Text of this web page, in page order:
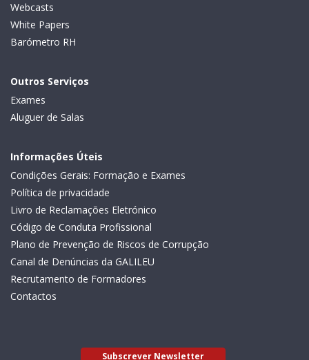
Webcasts
White Papers
Barómetro RH
Outros Serviços
Exames
Aluguer de Salas
Informações Úteis
Condições Gerais: Formação e Exames
Política de privacidade
Livro de Reclamações Eletrónico
Código de Conduta Profissional
Plano de Prevenção de Riscos de Corrupção
Canal de Denúncias da GALILEU
Recrutamento de Formadores
Contactos
Subscrever Newsletter